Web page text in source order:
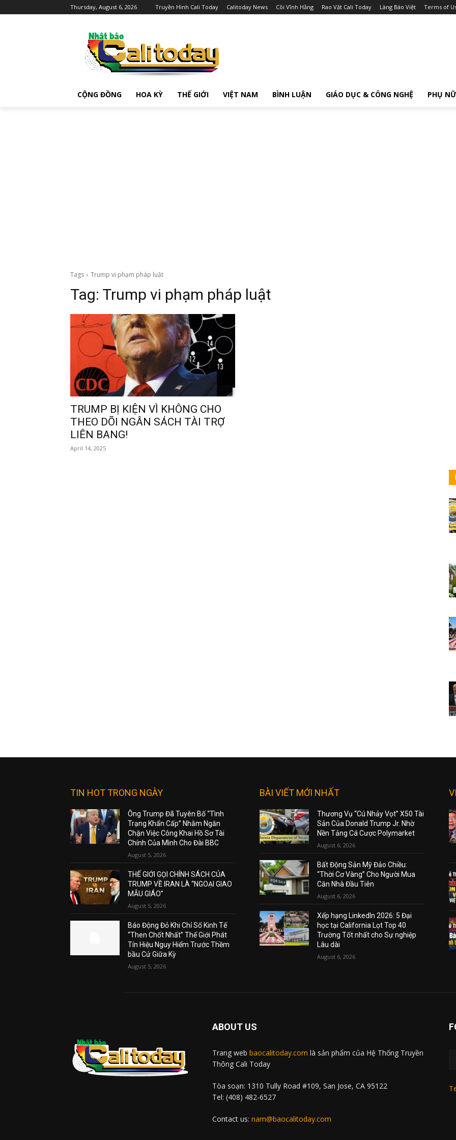
Thursday, August 6, 2026 Truyền Hình Cali Today Calitoday News Cõi Vĩnh Hằng Rao Vặt Cali Today Làng Báo Việt Terms of
CỘNG ĐỒNG HOA KỲ THẾ GIỚI VIỆT NAM BÌNH LUẬN GIÁO DỤC & CÔNG NGHỆ PHỤ NỮ
Tags Trump vi phạm pháp luật
Tag: Trump vi phạm pháp luật
TRUMP BỊ KIỆN VÌ KHÔNG CHO
THEO DÕI NGÂN SÁCH TÀI TRỢ
LIÊN BANG!
April 14, 2025
TIN HOT TRONG NGÀY
Ông Trump Đã Tuyên Bố “Tình
Trạng Khẩn Cấp” Nhằm Ngăn
Chặn Việc Công Khai Hồ Sơ Tài
Chính Của Mình Cho Đài BBC
August 5, 2026
THẾ GIỚI GỌI CHÍNH SÁCH CỦA
TRUMP VỀ IRAN LÀ “NGOẠI GIAO
MẪU GIÁO”
August 5, 2026
Báo Động Đỏ Khi Chỉ Số Kinh Tế
“Then Chốt Nhất” Thế Giới Phát
Tín Hiệu Nguy Hiểm Trước Thềm
bầu Cử Giữa Kỳ
August 5, 2026
BÀI VIẾT MỚI NHẤT
Thương Vụ “Cú Nhảy Vọt” X50 Tài
Sản Của Donald Trump Jr. Nhờ
Nền Tảng Cá Cược Polymarket
August 6, 2026
Bất Động Sản Mỹ Đảo Chiều:
“Thời Cơ Vàng” Cho Người Mua
Căn Nhà Đầu Tiên
August 6, 2026
Xếp hạng LinkedIn 2026: 5 Đại
học tại California Lọt Top 40
Trường Tốt nhất cho Sự nghiệp
Lâu dài
August 6, 2026
ABOUT US
Trang web baocalitoday.com là sản phẩm của Hệ Thống Truyền
Thông Cali Today
Tòa soạn: 1310 Tully Road #109, San Jose, CA 95122
Tel: (408) 482-6527
Contact us: nam@baocalitoday.com